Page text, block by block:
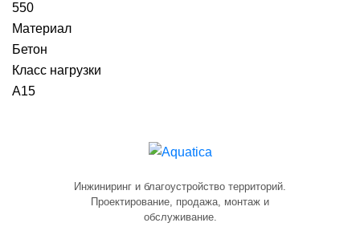
550
Материал
Бетон
Класс нагрузки
А15
Инжиниринг и благоустройство территорий.
Проектирование, продажа, монтаж и
обслуживание.